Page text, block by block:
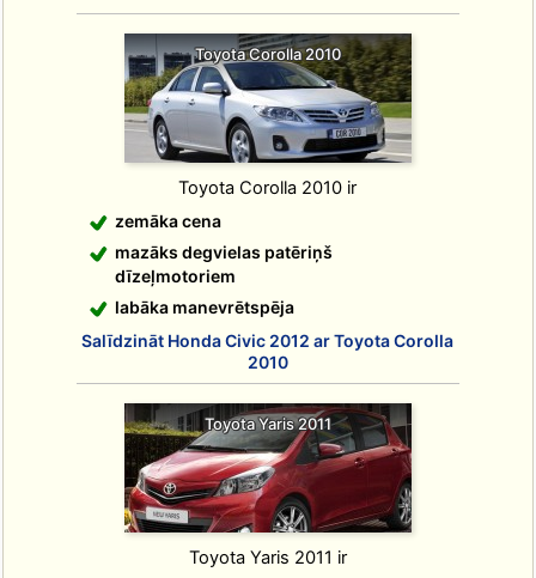
Toyota Corolla 2010
Toyota Corolla 2010 ir
zemāka cena
mazāks degvielas patēriņš
dīzeļmotoriem
labāka manevrētspēja
Salīdzināt Honda Civic 2012 ar Toyota Corolla
2010
Toyota Yaris 2011
Toyota Yaris 2011 ir